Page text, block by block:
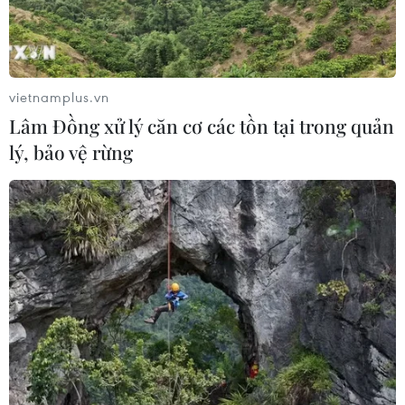
Cần Thơ thúc đẩy hợp tác du lịch với
đối tác Hàn Quốc
07/08/2026 12:46
CƠ QUAN CHỦ QUẢN: THÔNG TẤN XÃ VIỆT NAM
Tổng Biên tập: TRẦN TIẾN DUẨN
Phó Tổng Biên tập: NGUYỄN THỊ TÁM, KHÚC THANH
THỦY
vietnamplus.vn
Lâm Đồng xử lý căn cơ các tồn tại trong quản
lý, bảo vệ rừng